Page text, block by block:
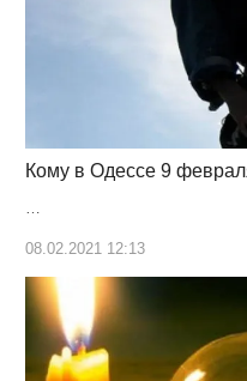
Кому в Одессе 9
08.02.2021 12:13